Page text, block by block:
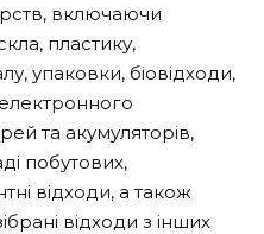
включаючи
пластику,
упаковки, біовідходи,
та акумуляторів,
побутових,
відходи, а також
відходи з інших